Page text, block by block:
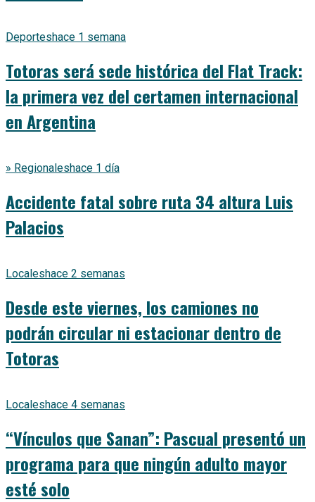
Deporteshace 1 semana
Totoras será sede histórica del Flat Track:
la primera vez del certamen internacional
en Argentina
» Regionaleshace 1 día
Accidente fatal sobre ruta 34 altura Luis
Palacios
Localeshace 2 semanas
Desde este viernes, los camiones no
podrán circular ni estacionar dentro de
Totoras
Localeshace 4 semanas
“Vínculos que Sanan”: Pascual presentó un
programa para que ningún adulto mayor
esté solo